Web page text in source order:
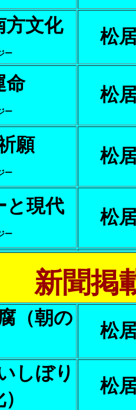
方文化
ー
松
命
ー
松
願
ー
松
と現代
ー
松
新聞掲
（朝の
松
しぼり
松